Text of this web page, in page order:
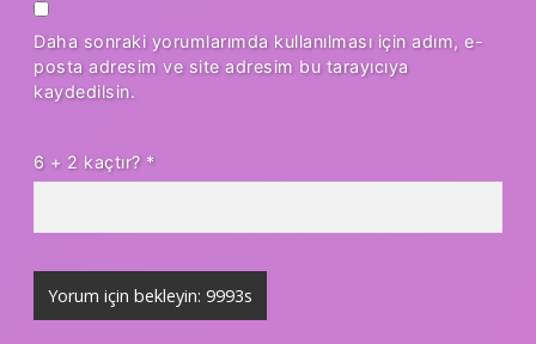
Daha sonraki yorumlarımda kullanılması için adım, e-
posta adresim ve site adresim bu tarayıcıya
kaydedilsin.
6 + 2 kaçtır? *